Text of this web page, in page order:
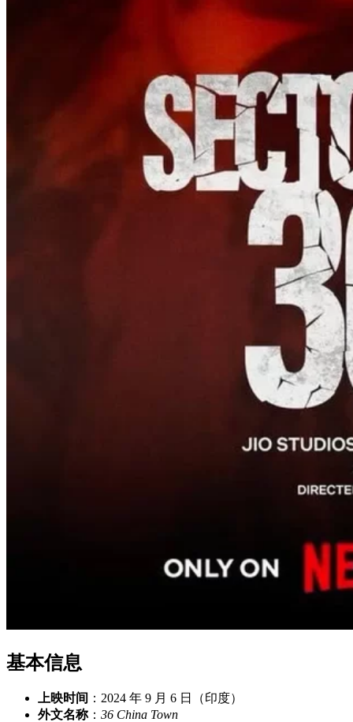
基本信息
上映时间 ：2024 年 9 月 6 日（印度）
外文名称： 36 China Town